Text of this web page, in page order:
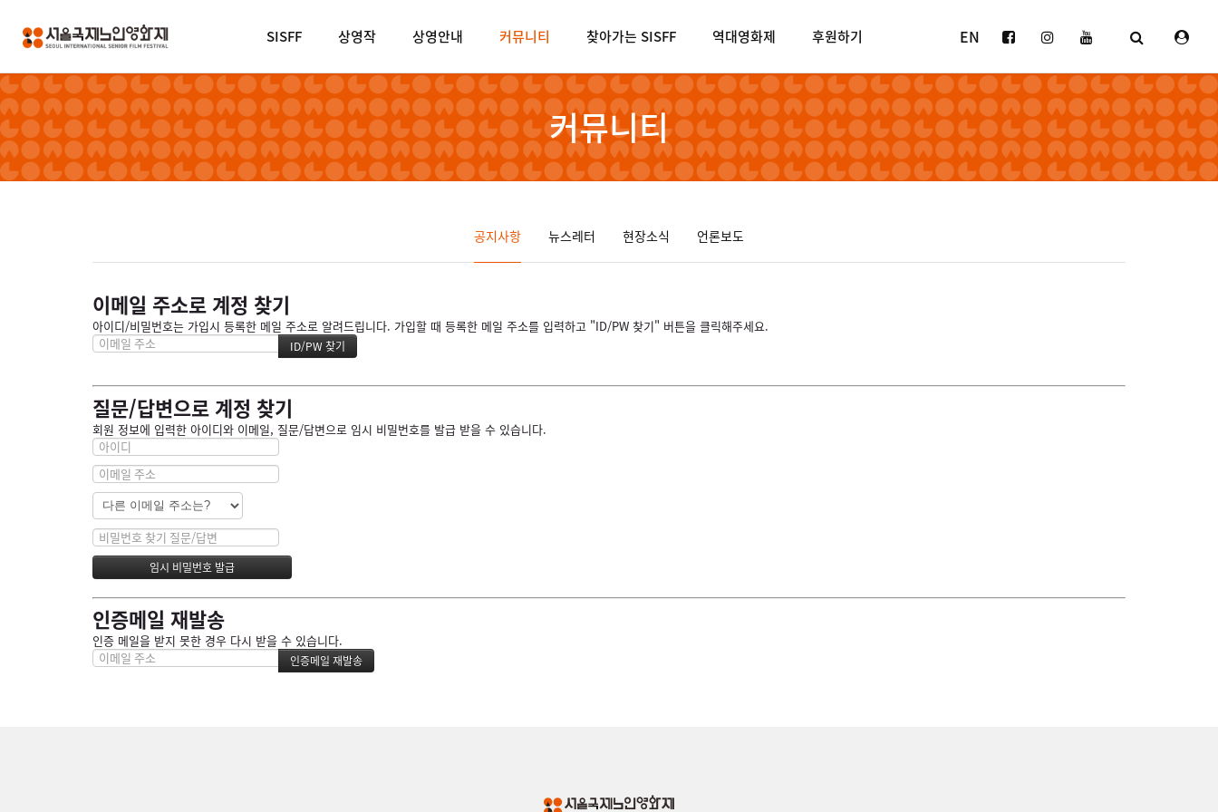
EN
SISFF 상영작 상영안내 커뮤니티 찾아가는 SISFF 역대영화제 후원하기
커뮤니티
공지사항 뉴스레터 현장소식 언론보도
이메일 주소로 계정 찾기
아이디/비밀번호는 가입시 등록한 메일 주소로 알려드립니다. 가입할 때 등록한 메일 주소를 입력하고 "ID/PW 찾기" 버튼을 클릭해주세요.
질문/답변으로 계정 찾기
회원 정보에 입력한 아이디와 이메일, 질문/답변으로 임시 비밀번호를 발급 받을 수 있습니다.
인증메일 재발송
인증 메일을 받지 못한 경우 다시 받을 수 있습니다.